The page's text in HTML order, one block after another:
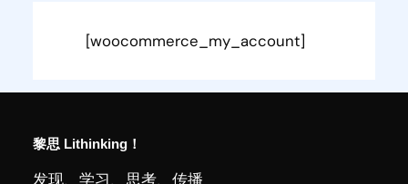
[woocommerce_my_account]
黎思 Lithinking！
发现、学习、思考、传播